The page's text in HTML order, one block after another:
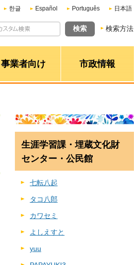
한글 Español Português 日本語
検索方法
事業者向け 市政情報
生涯学習課・埋蔵文化財
センター・公民館
七転八起
タコ八郎
カワセミ
よしえすと
yuu